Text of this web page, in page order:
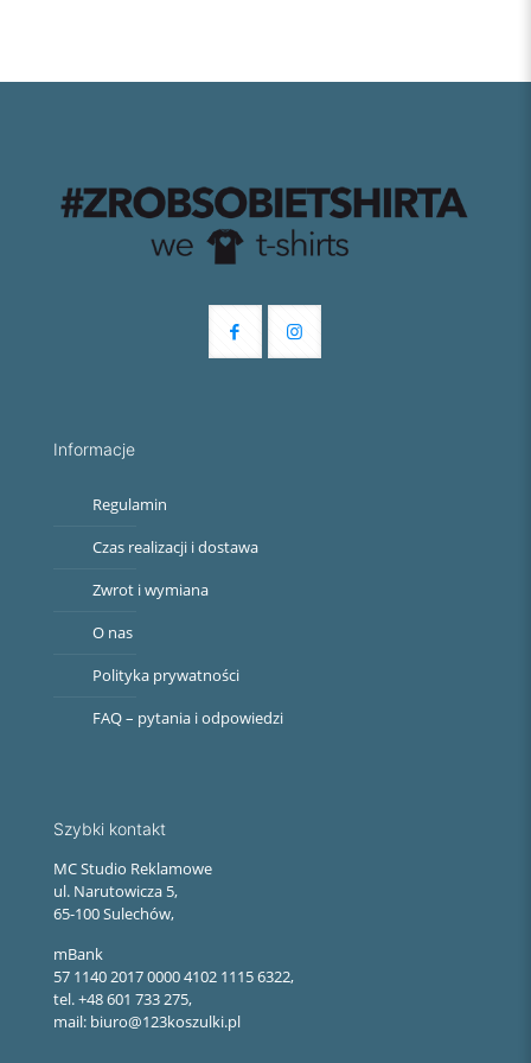
Informacje
Regulamin
Czas realizacji i dostawa
Zwrot i wymiana
O nas
Polityka prywatności
FAQ – pytania i odpowiedzi
Szybki kontakt
MC Studio Reklamowe
ul. Narutowicza 5,
65-100 Sulechów,
mBank
57 1140 2017 0000 4102 1115 6322,
tel. +48 601 733 275,
mail: biuro@123koszulki.pl